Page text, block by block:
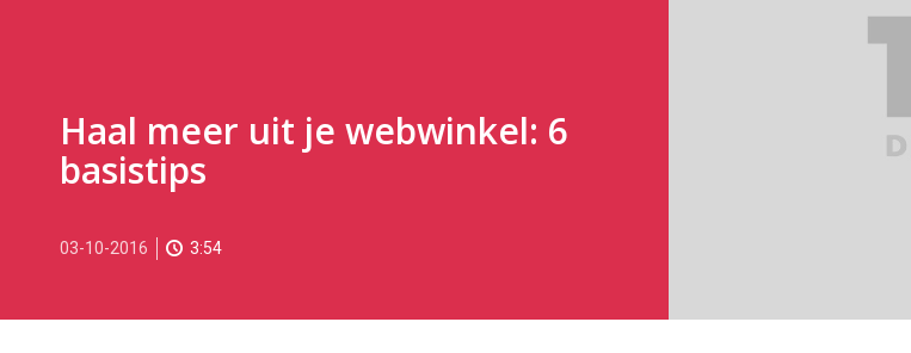
Haal meer uit je webwinkel: 6
basistips
2016-
2017-
03-10-2016 3:54